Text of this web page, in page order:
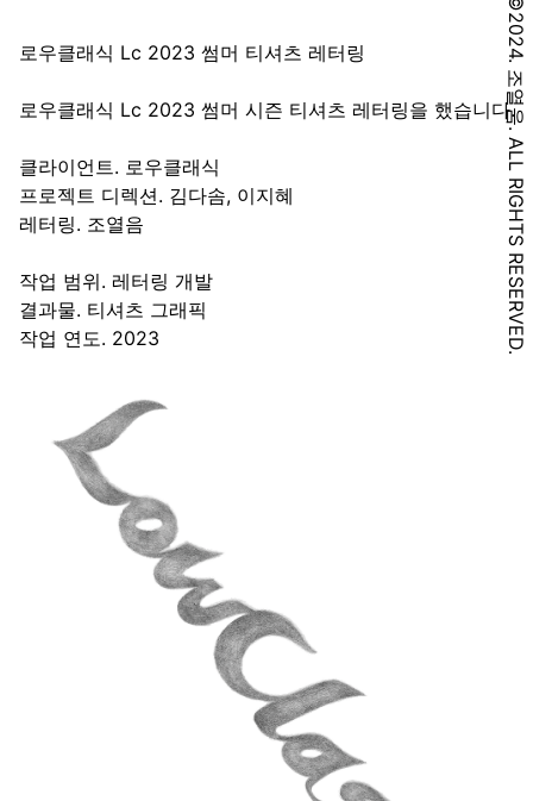
로우클래식 Lc 2023 썸머 티셔츠 레터링
로우클래식 Lc 2023 썸머 시즌 티셔츠 레터링을 했습니다.
클라이언트. 로우클래식
프로젝트 디렉션. 김다솜, 이지혜
레터링. 조열음
작업 범위. 레터링 개발
결과물. 티셔츠 그래픽
작업 연도. 2023
©2024. 조열음. ALL RIGHTS RESERVED.